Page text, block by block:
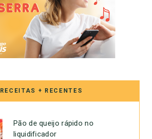
RECEITAS + RECENTES
Pão de queijo rápido no
liquidificador